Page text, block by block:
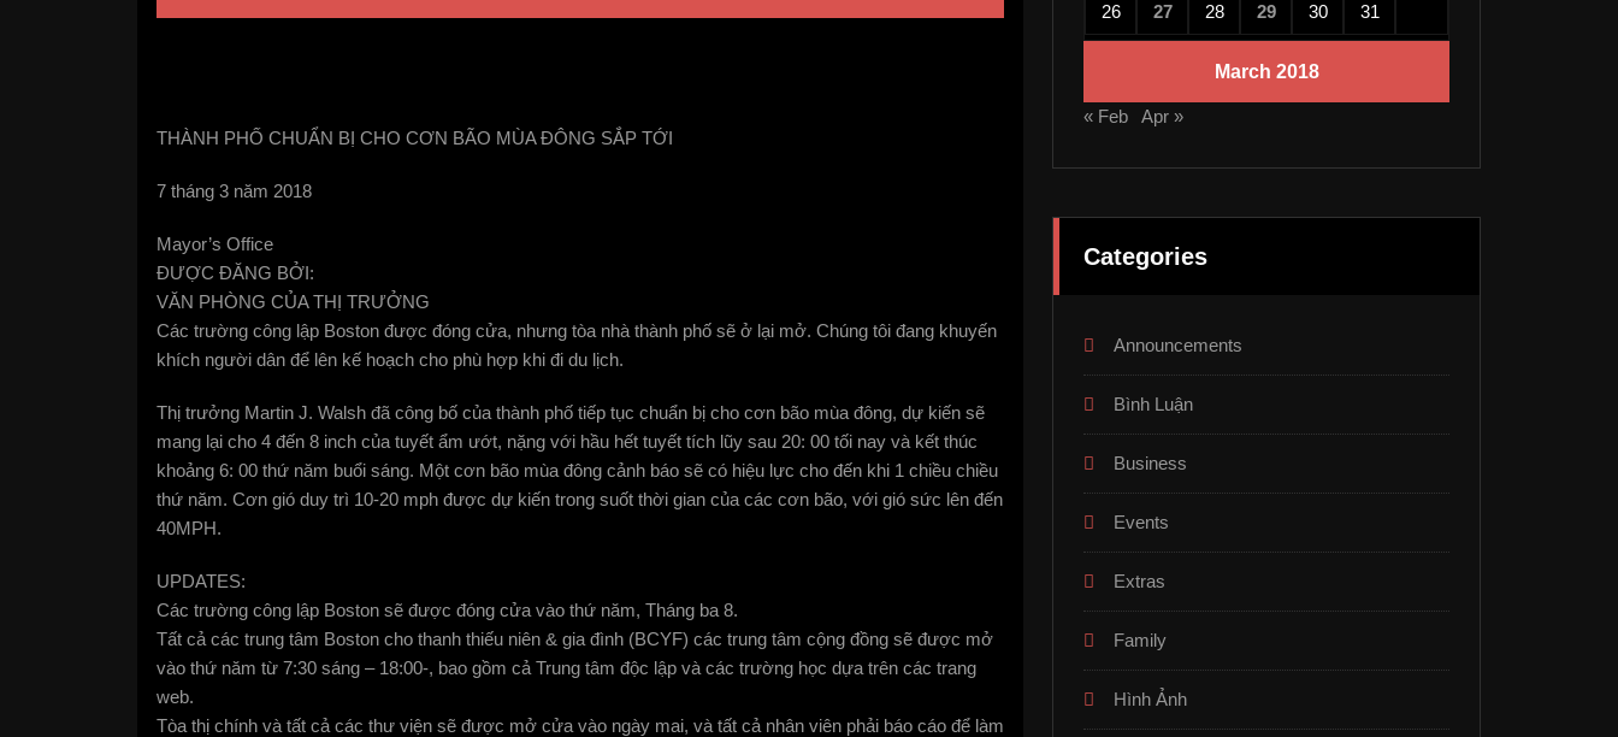
THÀNH PHỐ CHUẨN BỊ CHO CƠN BÃO MÙA ĐÔNG SẮP TỚI
7 tháng 3 năm 2018
Mayor’s Office
ĐƯỢC ĐĂNG BỞI:
VĂN PHÒNG CỦA THỊ TRƯỞNG
Các trường công lập Boston được đóng cửa, nhưng tòa nhà thành phố sẽ ở lại mở. Chúng tôi đang khuyến
khích người dân để lên kế hoạch cho phù hợp khi đi du lịch.
Thị trưởng Martin J. Walsh đã công bố của thành phố tiếp tục chuẩn bị cho cơn bão mùa đông, dự kiến sẽ
mang lại cho 4 đến 8 inch của tuyết ẩm ướt, nặng với hầu hết tuyết tích lũy sau 20: 00 tối nay và kết thúc
khoảng 6: 00 thứ năm buổi sáng. Một cơn bão mùa đông cảnh báo sẽ có hiệu lực cho đến khi 1 chiều chiều
thứ năm. Cơn gió duy trì 10-20 mph được dự kiến trong suốt thời gian của các cơn bão, với gió sức lên đến
40MPH.
UPDATES:
Các trường công lập Boston sẽ được đóng cửa vào thứ năm, Tháng ba 8.
Tất cả các trung tâm Boston cho thanh thiếu niên & gia đình (BCYF) các trung tâm cộng đồng sẽ được mở
vào thứ năm từ 7:30 sáng – 18:00-, bao gồm cả Trung tâm độc lập và các trường học dựa trên các trang
web.
Tòa thị chính và tất cả các thư viện sẽ được mở cửa vào ngày mai, và tất cả nhân viên phải báo cáo để làm
March 2018
26 27 28 29 30 31
« Feb Apr »
Categories
Announcements
Bình Luận
Business
Events
Extras
Family
Hình Ảnh